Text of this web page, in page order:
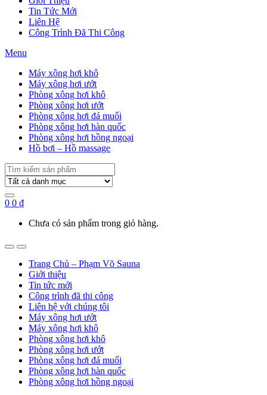
Tin Tức Mới
Liên Hệ
Công Trình Đã Thi Công
Menu
Máy xông hơi khô
Máy xông hơi ướt
Phòng xông hơi khô
Phòng xông hơi ướt
Phòng xông hơi đá muối
Phòng xông hơi hàn quốc
Phòng xông hơi hồng ngoại
Hồ bơi – Hồ massage
Search
for:
0 0 ₫
Chưa có sản phẩm trong giỏ hàng.
Trang Chủ – Phạm Võ Sauna
Giới thiệu
Tin tức mới
Công trình đã thi công
Liên hệ với chúng tôi
Máy xông hơi ướt
Máy xông hơi khô
Phòng xông hơi khô
Phòng xông hơi ướt
Phòng xông hơi đá muối
Phòng xông hơi hàn quốc
Phòng xông hơi hồng ngoại